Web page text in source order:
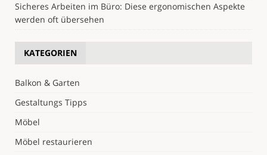
Sicheres Arbeiten im Büro: Diese ergonomischen Aspekte
werden oft übersehen
KATEGORIEN
Balkon & Garten
Gestaltungs Tipps
Möbel
Möbel restaurieren